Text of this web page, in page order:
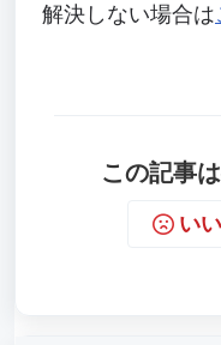
解決しない場合は
この記事
い